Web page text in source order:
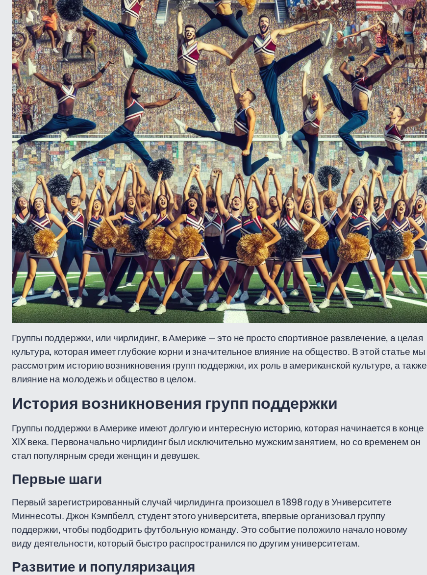
Группы поддержки, или чирлидинг, в Америке — это не просто спортивное развлечение, а целая
культура, которая имеет глубокие корни и значительное влияние на общество. В этой статье мы
рассмотрим историю возникновения групп поддержки, их роль в американской культуре, а также
влияние на молодежь и общество в целом.
История возникновения групп поддержки
Группы поддержки в Америке имеют долгую и интересную историю, которая начинается в конце
XIX века. Первоначально чирлидинг был исключительно мужским занятием, но со временем он
стал популярным среди женщин и девушек.
Первые шаги
Первый зарегистрированный случай чирлидинга произошел в 1898 году в Университете
Миннесоты. Джон Кэмпбелл, студент этого университета, впервые организовал группу
поддержки, чтобы подбодрить футбольную команду. Это событие положило начало новому
виду деятельности, который быстро распространился по другим университетам.
Развитие и популяризация